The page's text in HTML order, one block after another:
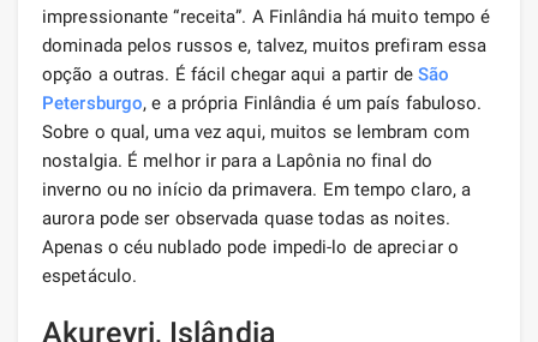
impressionante “receita”. A Finlândia há muito tempo é
dominada pelos russos e, talvez, muitos prefiram essa
opção a outras. É fácil chegar aqui a partir de São
Petersburgo, e a própria Finlândia é um país fabuloso.
Sobre o qual, uma vez aqui, muitos se lembram com
nostalgia. É melhor ir para a Lapônia no final do
inverno ou no início da primavera. Em tempo claro, a
aurora pode ser observada quase todas as noites.
Apenas o céu nublado pode impedi-lo de apreciar o
espetáculo.
Akureyri, Islândia